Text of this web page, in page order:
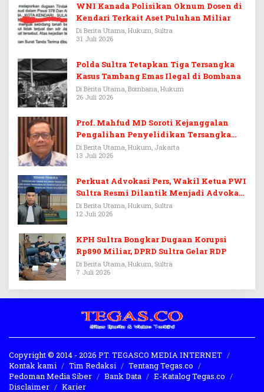
WNI Kanada Polisikan Oknum Dosen di
Kendari Terkait Aset Puluhan Miliar
Di Berita Utama, Hukum, Sultra
31 Juli 2026
Polda Sultra Tetapkan Tiga Tersangka
Kasus Tambang Emas Ilegal di Bombana
Di Berita Utama, Bombana, Hukum
26 Juli 2026
Prof. Mahfud MD Soroti Kejanggalan
Pengalihan Penyelidikan Tersangka
Febrie Adriansyah
Di Berita Utama, Hukum, Jakarta
13 Juli 2026
Perkuat Advokasi Pers, Wakil Ketua PWI
Sultra Resmi Dilantik Menjadi Advokat
PERADI
Di Berita Utama, Hukum, Sultra
12 Juli 2026
KPH Sultra Bongkar Dugaan Korupsi
Rp890 Miliar, DPRD Sultra Gelar RDP
Di Berita Utama, Hukum, Sultra
7 Juli 2026
Copyright © 2014 - 2026 PT. TEGASCO MEDIA INTERNET
Kontak kami
Tim Redaksi
Tentang Tegas.co
Pedoman Media Siber
Bank Data
E-Katalog Tegas.co
Disclaimer
Karier